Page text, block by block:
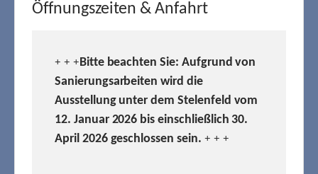
Öffnungszeiten & Anfahrt
+ + +Bitte beachten Sie: Aufgrund von
Sanierungsarbeiten wird die
Ausstellung unter dem Stelenfeld vom
12. Januar 2026 bis einschließlich 30.
April 2026 geschlossen sein. + + +